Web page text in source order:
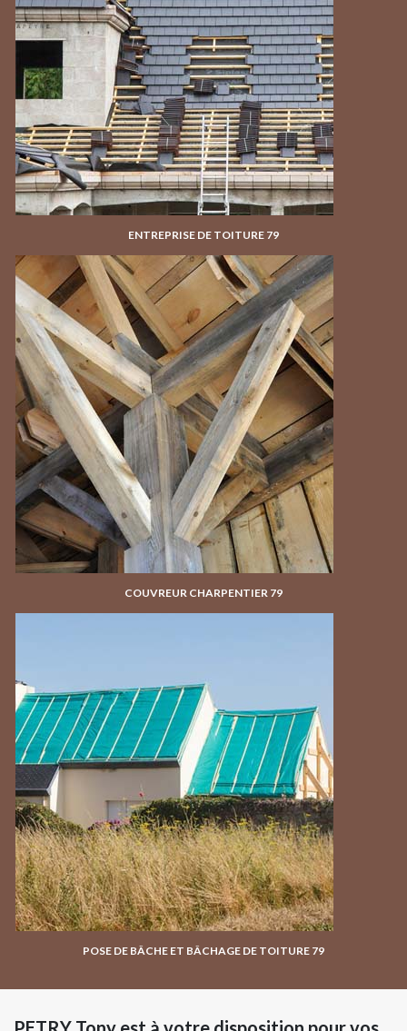
ENTREPRISE DE TOITURE 79
COUVREUR CHARPENTIER 79
POSE DE BÂCHE ET BÂCHAGE DE TOITURE 79